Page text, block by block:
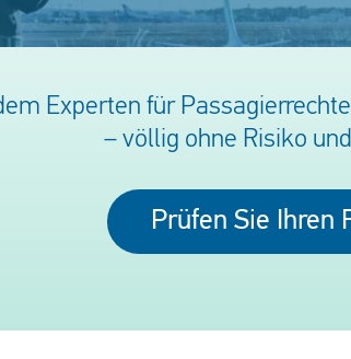
Experten für
– völlig ohne Risiko
Prüfen Sie Ihren